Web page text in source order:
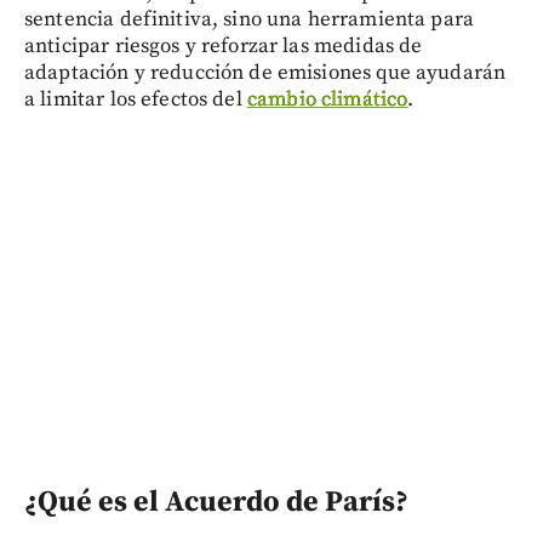
sentencia definitiva, sino una herramienta para
anticipar riesgos y reforzar las medidas de
adaptación y reducción de emisiones que ayudarán
a limitar los efectos delcambio climático.
¿Qué es el Acuerdo de París?